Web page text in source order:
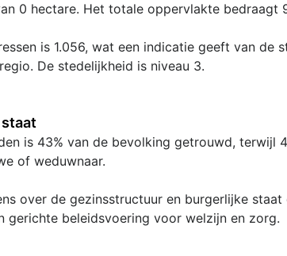
0 hectare. Het totale oppervlakte bedraagt
is 1.056, wat een indicatie geeft van de
De stedelijkheid is niveau 3.
is 43% van de bevolking getrouwd, terwijl
of weduwnaar.
over de gezinsstructuur en burgerlijke
gerichte beleidsvoering voor welzijn en zorg.